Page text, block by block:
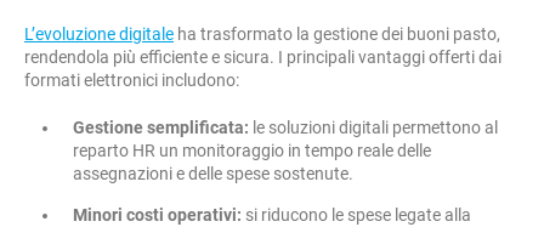
L’evoluzione digitale ha trasformato la gestione dei buoni pasto,
rendendola più efficiente e sicura. I principali vantaggi offerti dai
formati elettronici includono:
Gestione semplificata: le soluzioni digitali permettono al
reparto HR un monitoraggio in tempo reale delle
assegnazioni e delle spese sostenute.
Minori costi operativi: si riducono le spese legate alla